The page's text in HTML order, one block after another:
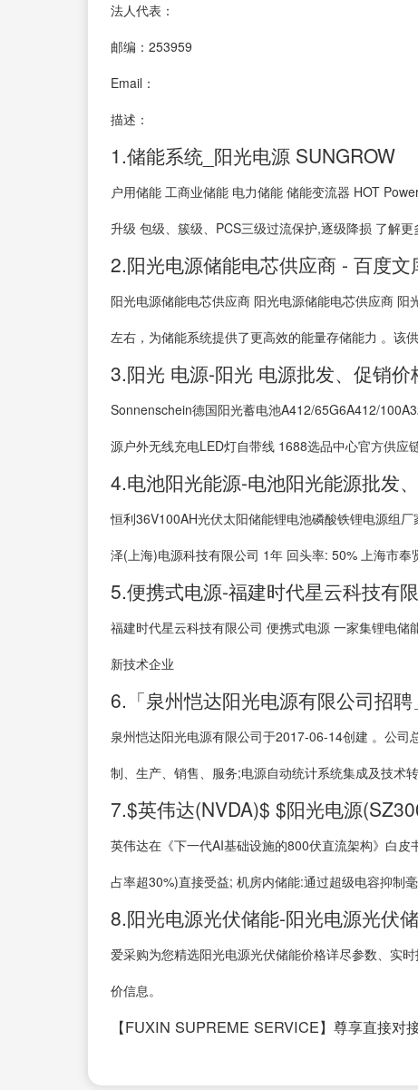
法人代表：
邮编：253959
Email：
描述：
1.储能系统_阳光电源 SUNGROW
户用储能 工商业储能 电力储能 储能变流器 HOT
升级 包级、簇级、PCS三级过流保护,逐级降损 了解
2.阳光电源储能电芯供应商 - 百度文
阳光电源储能电芯供应商 阳光电源储能电芯供应商
左右，为储能系统提供了更高效的能量存储能力 。该
3.阳光 电源-阳光 电源批发、促销价
Sonnenschein德国阳光蓄电池A412/65G6A412/
源户外无线充电LED灯自带线 1688选品中心官方供
4.电池阳光能源-电池阳光能源批发
恒利36V100AH光伏太阳储能锂电池磷酸铁锂电源组
泽(上海)电源科技有限公司 1年 回头率: 50% 上海市
5.便携式电源-福建时代星云科技有
福建时代星云科技有限公司 便携式电源 一家集锂电
新技术企业
6.「泉州恺达阳光电源有限公司招
泉州恺达阳光电源有限公司于2017-06-14创建 。公
制、生产、销售、服务;电源自动统计系统集成及技术
7.$英伟达(NVDA)$ $阳光电源
英伟达在《下一代AI基础设施的800伏直流架构》白
占率超30%)直接受益; 机房内储能:通过超级电容抑制
8.阳光电源光伏储能-阳光电源光伏
爱采购为您精选阳光电源光伏储能价格详尽参数、实
价信息。
【FUXIN SUPREME SERVICE】尊享直接对